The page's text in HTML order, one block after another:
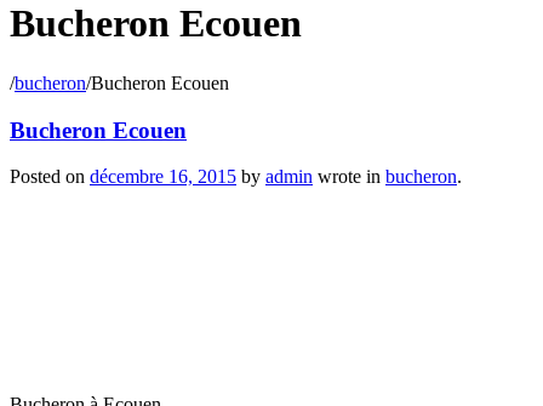
Bucheron Ecouen
/bucheron/Bucheron Ecouen
Bucheron Ecouen
Posted on décembre 16, 2015 by admin wrote in bucheron.